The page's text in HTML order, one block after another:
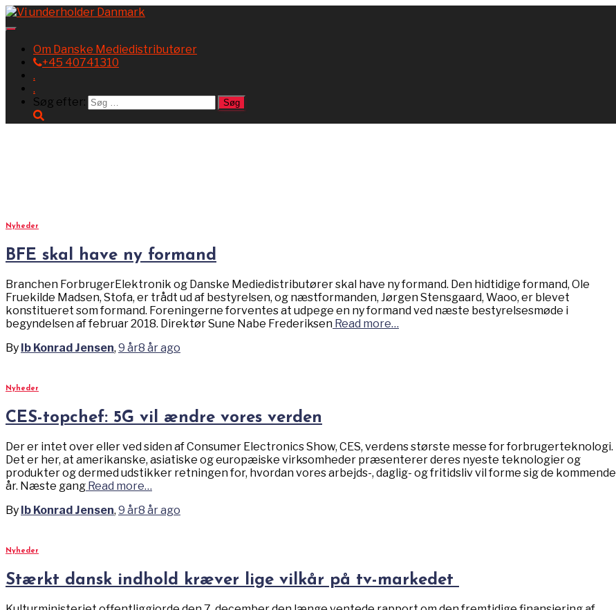
NavigationOm Danske Mediedistributører
+45 40741310
.
.
Søg efter:
Nyheder
BFE skal have ny formand
Branchen ForbrugerElektronik og Danske Mediedistributører skal have ny formand. Den hidtidige formand, Ole
Fruekilde Madsen, Stofa, er trådt ud af bestyrelsen, og næstformanden, Jørgen Stensgaard, Waoo, er blevet
konstitueret som formand. Foreningerne forventes at udpege en ny formand ved næste bestyrelsesmøde i
begyndelsen af februar 2018. Direktør Sune Nabe Frederiksen Read more…
By Ib Konrad Jensen, 9 år8 årago
Nyheder
CES-topchef: 5G vil ændre vores verden
Der er intet over eller ved siden af Consumer Electronics Show, CES, verdens største messe for forbrugerteknologi.
Det er her, at amerikanske, asiatiske og europæiske virksomheder præsenterer deres nyeste teknologier og
produkter og dermed udstikker retningen for, hvordan vores arbejds-, daglig- og fritidsliv vil forme sig de kommende
år. Næste gang Read more…
By Ib Konrad Jensen, 9 år8 årago
Nyheder
Stærkt dansk indhold kræver lige vilkår på tv-markedet